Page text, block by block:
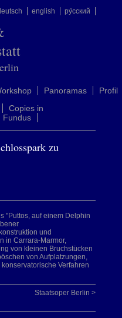
english ру́сский
Panoramas
Profil
Copies in
Fundus
zu
"Puttos, auf einem Delphin
und
in Carrara-Marmor,
von kleinen Bruchstücken
von Aufplatzungen,
Verfahren
Staatsoper Berlin >